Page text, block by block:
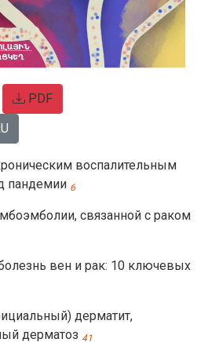
PDF
воспалительным
пандемии 6
связанной с раком
вен и рак: 10 ключевых
дерматит,
дерматоз 41